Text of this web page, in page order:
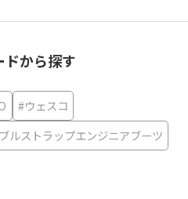
ドから探す
#ウェスコ
ルストラップエンジニアブーツ